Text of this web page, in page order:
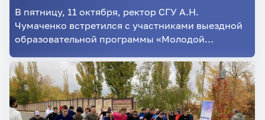
В пятницу, 11 октября, ректор СГУ А.Н.
Чумаченко встретился с участниками выездной
образовательной программы «Молодой
образовательном пространстве».